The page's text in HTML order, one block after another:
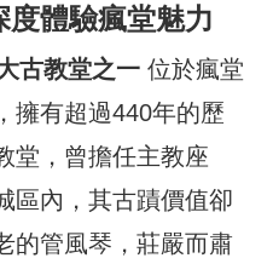
體驗瘋堂魅力
古教堂之一 位於瘋堂
，擁有超過440年的歷
堂，曾擔任主教座
區內，其古蹟價值卻
的管風琴，莊嚴而肅